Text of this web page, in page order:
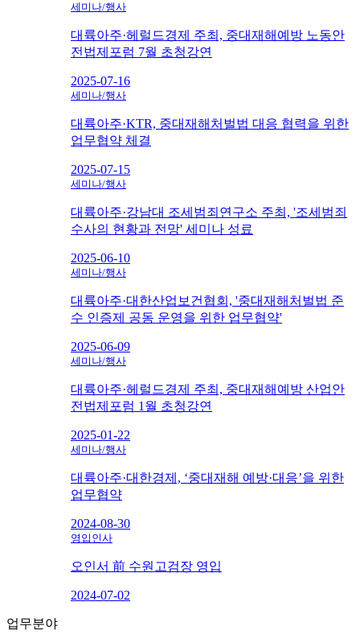
세미나/행사
대륙아주·헤럴드경제 주최, 중대재해예방 노동안
전법제포럼 7월 초청강연
2025-07-16
세미나/행사
대륙아주·KTR, 중대재해처벌법 대응 협력을 위한
업무협약 체결
2025-07-15
세미나/행사
대륙아주·강남대 조세범죄연구소 주최, '조세범죄
수사의 현황과 전망' 세미나 성료
2025-06-10
세미나/행사
대륙아주·대한산업보건협회, '중대재해처벌법 준
수 인증제 공동 운영을 위한 업무협약'
2025-06-09
세미나/행사
대륙아주·헤럴드경제 주최, 중대재해예방 산업안
전법제포럼 1월 초청강연
2025-01-22
세미나/행사
대륙아주·대한경제, ‘중대재해 예방·대응’을 위한
업무협약
2024-08-30
영입인사
오인서 前 수원고검장 영입
2024-07-02
업무분야